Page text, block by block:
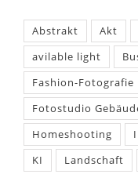
Abstrakt Akt
avilable light
Fashion-Fotografie
Fotostudio
Homeshooting
KI
Landschaft